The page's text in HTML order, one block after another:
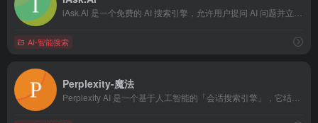
AI-智能搜索
Perplexity-魔法